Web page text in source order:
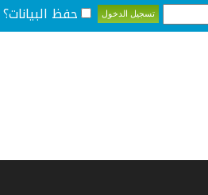
حفظ البيانات؟